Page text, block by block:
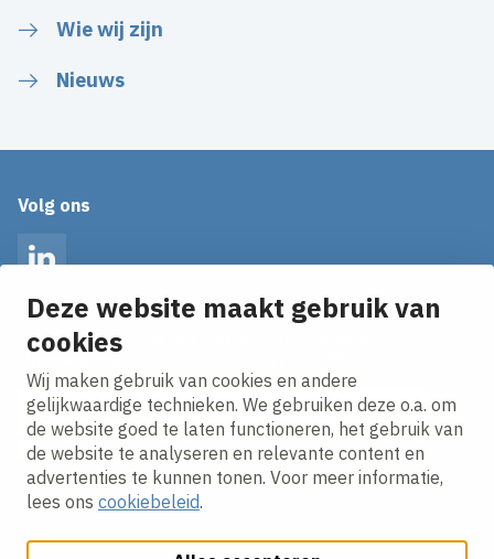
Deze website maakt gebruik van
cookies
Wij maken gebruik van cookies en andere
gelijkwaardige technieken. We gebruiken deze o.a. om
de website goed te laten functioneren, het gebruik van
de website te analyseren en relevante content en
advertenties te kunnen tonen. Voor meer informatie,
lees ons cookiebeleid.
Wie wij zijn
Nieuws
Volg ons
Op de hoogte blijven van het laatste nieuws?
E-mailadres
Ik ga akkoord met hetprivacy statement.